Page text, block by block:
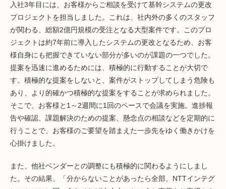
入社3年目には、お客様からご相談を受けて基幹システムの更改
プロジェクトを担当しました。これは、社内外の多くのスタッフ
が関わる、総額2億円規模の受注となる大型案件です。このプロ
ジェクトは約7年前に導入したシステムの更改となるため、お客
様自身にも把握できていない部分が多いのが課題の一つでした。
提案を迅速に進めるためには、積極的に行動することが大切で
す。積極的な提案をしないと、案件がストップしてしまう危険も
あり、より的確かつ積極的な提案をすることが求められました。
そこで、お客様と1～2週間に1回のペースで会議を実施。進捗報
告や確認、課題解決のための提案、懸念点の相談などを定期的に
行うことで、お客様のご要望を踏まえた一歩先をゆく働きかけを
心掛けました。
また、他社ベンダーとの調整にも積極的に関わるようにしまし
た。その結果、「分からないことがあったら全部、NTTインテグ